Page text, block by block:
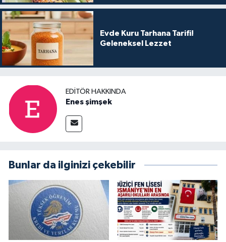
Evde Kuru Tarhana Tarifi!
Geleneksel Lezzet
EDITÖR HAKKINDA
Enes şimşek
Bunlar da ilginizi çekebilir